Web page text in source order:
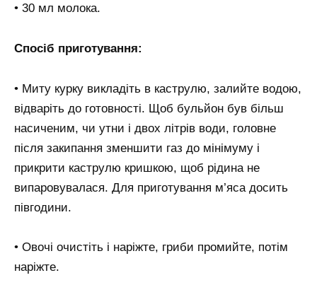
• 30 мл молока.
Спосіб приготування:
• Миту курку викладіть в каструлю, залийте водою,
відваріть до готовності. Щоб бульйон був більш
насиченим, чи утни і двох літрів води, головне
після закипання зменшити газ до мінімуму і
прикрити каструлю кришкою, щоб рідина не
випаровувалася. Для приготування м’яса досить
півгодини.
• Овочі очистіть і наріжте, гриби промийте, потім
наріжте.